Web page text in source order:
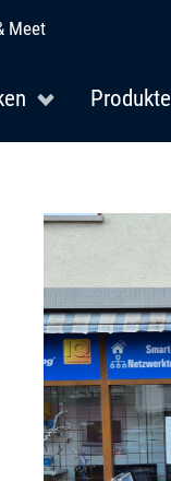
Meet
Produkte